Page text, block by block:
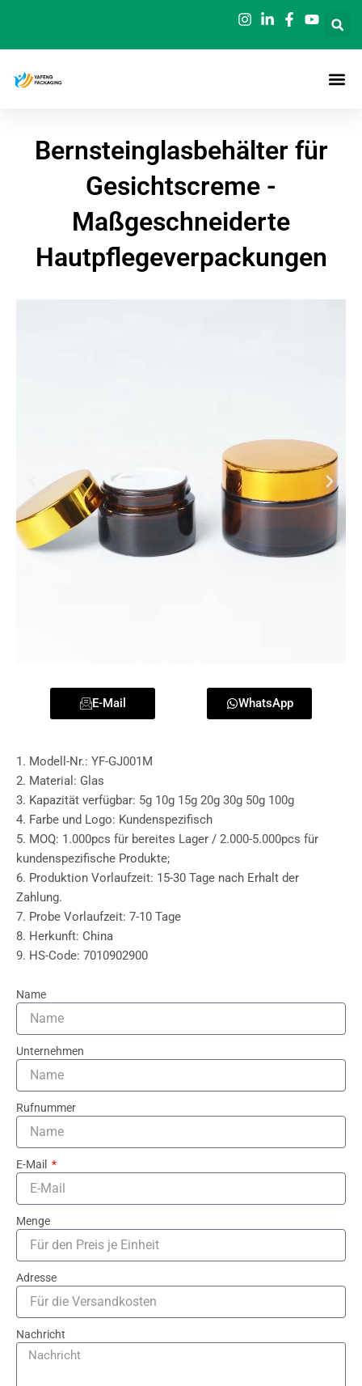
springen
Bernsteinglasbehälter für
Gesichtscreme -
Maßgeschneiderte
Hautpflegeverpackungen
E-Mail WhatsApp
1. Modell-Nr.: YF-GJ001M
2. Material: Glas
3. Kapazität verfügbar: 5g 10g 15g 20g 30g 50g 100g
4. Farbe und Logo: Kundenspezifisch
5. MOQ: 1.000pcs für bereites Lager / 2.000-5.000pcs für
kundenspezifische Produkte;
6. Produktion Vorlaufzeit: 15-30 Tage nach Erhalt der
Zahlung.
7. Probe Vorlaufzeit: 7-10 Tage
8. Herkunft: China
9. HS-Code: 7010902900
Name
Unternehmen
Rufnummer
E-Mail
Menge
Adresse
Nachricht